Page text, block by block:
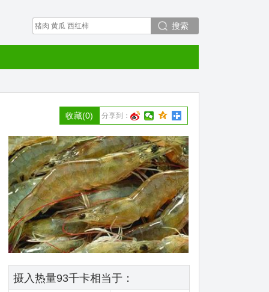
搜索
分享到：
收藏(0)
摄入热量93千卡相当于：